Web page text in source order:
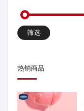
筛选
热销商品